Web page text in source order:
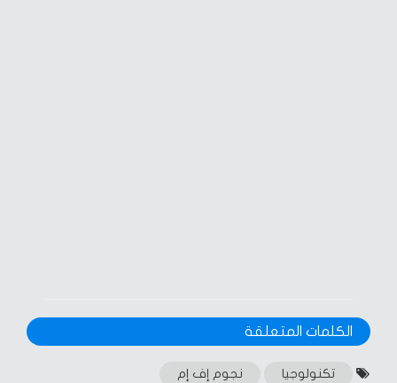
الكلمات المتعلقة‎
تكنولوجيا نجوم إف إم